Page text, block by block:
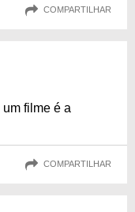
COMPARTILHAR
filme é a
COMPARTILHAR